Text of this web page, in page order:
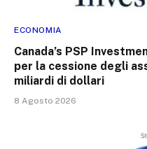
ECONOMIA
Canada’s PSP
per la cessione degli
miliardi di dollari
8 Agosto 2026